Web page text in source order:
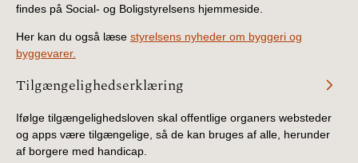
findes på Social- og Boligstyrelsens hjemmeside.
Her kan du også læse styrelsens nyheder om byggeri og
byggevarer.
Tilgængelighedserklæring
Ifølge tilgængelighedsloven skal offentlige organers websteder
og apps være tilgængelige, så de kan bruges af alle, herunder
af borgere med handicap.